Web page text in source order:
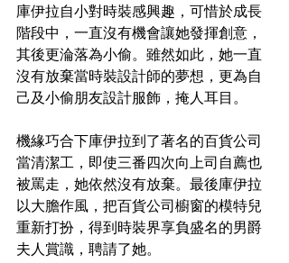
庫伊拉自小對時裝感興趣，可惜於成長
階段中，一直沒有機會讓她發揮創意，
其後更淪落為小偷。雖然如此，她一直
沒有放棄當時裝設計師的夢想，更為自
己及小偷朋友設計服飾，掩人耳目。
機緣巧合下庫伊拉到了著名的百貨公司
當清潔工，即使三番四次向上司自薦也
被罵走，她依然沒有放棄。最後庫伊拉
以大膽作風，把百貨公司櫥窗的模特兒
重新打扮，得到時裝界享負盛名的男爵
夫人賞識，聘請了她。